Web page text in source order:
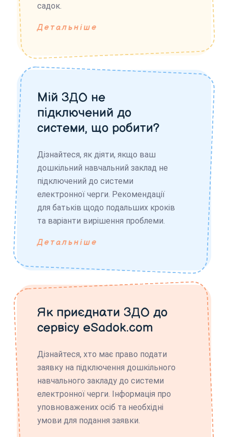
садок.
Детальніше
Мій ЗДО не
підключений до
системи, що робити?
Дізнайтеся, як діяти, якщо ваш
дошкільний навчальний заклад не
підключений до системи
електронної черги. Рекомендації
для батьків щодо подальших кроків
та варіанти вирішення проблеми.
Детальніше
Як приєднати ЗДО до
сервісу eSadok.com
Дізнайтеся, хто має право подати
заявку на підключення дошкільного
навчального закладу до системи
електронної черги. Інформація про
уповноважених осіб та необхідні
умови для подання заявки.